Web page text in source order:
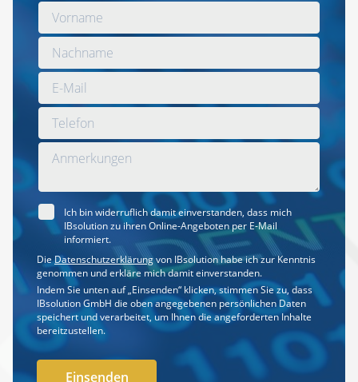
Ich bin widerruflich damit einverstanden, dass mich
IBsolution zu ihren Online-Angeboten per E-Mail
informiert.
DieDatenschutzerklärungvon IBsolution habe ich zur Kenntnis
genommen und erkläre mich damit einverstanden.
Indem Sie unten auf „Einsenden“ klicken, stimmen Sie zu, dass
IBsolution GmbH die oben angegebenen persönlichen Daten
speichert und verarbeitet, um Ihnen die angeforderten Inhalte
bereitzustellen.